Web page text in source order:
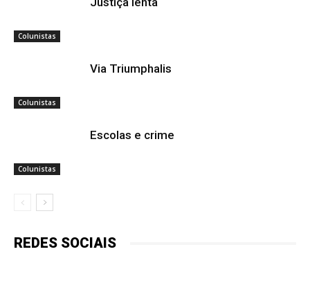
Colunistas
Colunistas
Via Triumphalis
Colunistas
Escolas e crime
REDES SOCIAIS